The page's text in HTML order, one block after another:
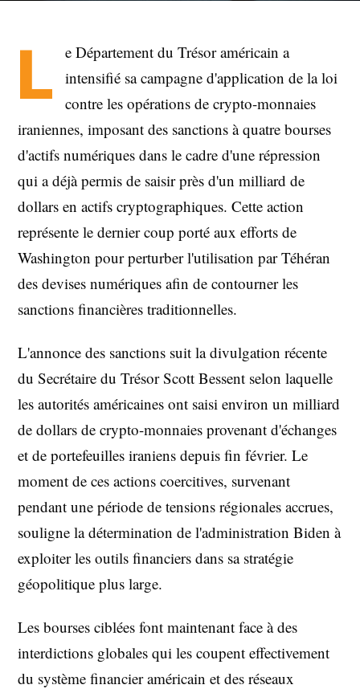
L
e Département du Trésor américain a
intensifié sa campagne d'application de la loi
contre les opérations de crypto-monnaies
iraniennes, imposant des sanctions à quatre bourses
d'actifs numériques dans le cadre d'une répression
qui a déjà permis de saisir près d'un milliard de
dollars en actifs cryptographiques. Cette action
représente le dernier coup porté aux efforts de
Washington pour perturber l'utilisation par Téhéran
des devises numériques afin de contourner les
sanctions financières traditionnelles.
L'annonce des sanctions suit la divulgation récente
du Secrétaire du Trésor Scott Bessent selon laquelle
les autorités américaines ont saisi environ un milliard
de dollars de crypto-monnaies provenant d'échanges
et de portefeuilles iraniens depuis fin février. Le
moment de ces actions coercitives, survenant
pendant une période de tensions régionales accrues,
souligne la détermination de l'administration Biden à
exploiter les outils financiers dans sa stratégie
géopolitique plus large.
Les bourses ciblées font maintenant face à des
interdictions globales qui les coupent effectivement
du système financier américain et des réseaux